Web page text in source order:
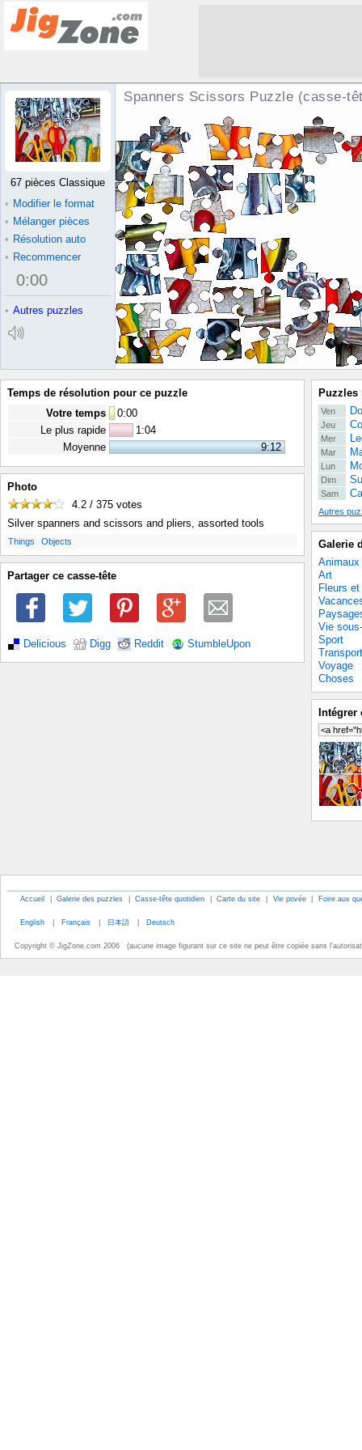
Spanners Scissors Puzzle (casse-
67 pièces Classique
• Modifier le format
• Mélanger pièces
• Résolution auto
• Recommencer
0:00
• Autres puzzles
Temps de résolution pour ce puzzle
Votre temps
0:00
Le plus rapide
1:04
Moyenne
9:12
Photo
4.2 / 375 votes
Silver spanners and scissors and pliers, assorted tools
Things Objects
Partager ce casse-tête
Delicious Digg Reddit StumbleUpon
Puzzles
Ven
Jeu
Mer
Mar
Lun
Dim
Sam
Autres
Galerie
Animaux
Art
Fleurs
Vie
Sport
Transport
Voyage
Choses
Intégrer
Accueil | Galerie des puzzles | Casse-tête quotidien | Carte du site | Vie privée | Foire aux
English | Français | 日本語 | Deutsch
Copyright © JigZone.com 2006 (aucune image figurant sur ce site ne peut être copiée sans